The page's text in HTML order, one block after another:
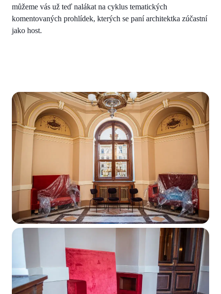
můžeme vás už teď nalákat na cyklus tematických
komentovaných prohlídek, kterých se paní architektka zúčastní
jako host.